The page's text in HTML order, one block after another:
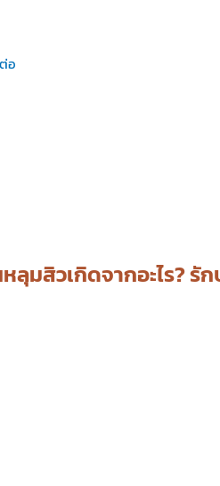
อ
ลุมสิวเกิดจากอะไร?